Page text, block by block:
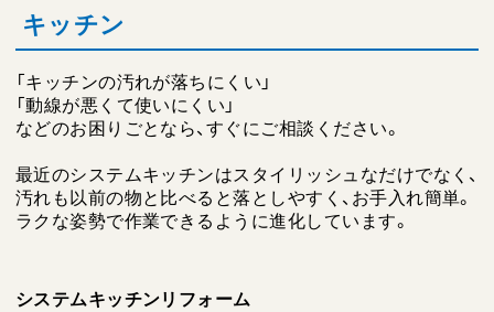
キッチン
「キッチンの汚れが落ちにくい」
「動線が悪くて使いにくい」
などのお困りごとなら、すぐにご相談ください。
最近のシステムキッチンはスタイリッシュなだけでなく、
汚れも以前の物と比べると落としやすく、お手入れ簡単。
ラクな姿勢で作業できるように進化しています。
システムキッチンリフォーム